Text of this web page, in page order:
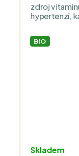
zdroj
hypertenzí,
BIO
Skladem